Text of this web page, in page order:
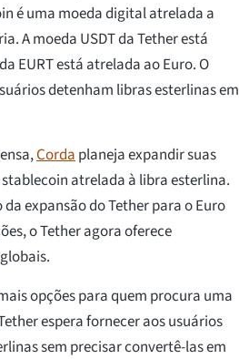
é uma moeda digital atrelada a
A moeda USDT da Tether está
EURT está atrelada ao Euro. O
detenham libras esterlinas em
Corda planeja expandir suas
atrelada à libra esterlina.
expansão do Tether para o Euro
o Tether agora oferece
opções para quem procura uma
espera fornecer aos usuários
sem precisar convertê-las em